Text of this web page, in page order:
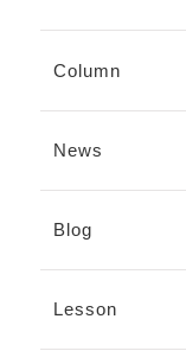
Column
News
Blog
Lesson